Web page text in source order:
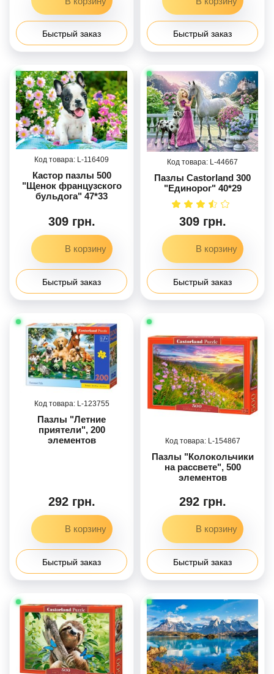
Быстрый заказ Быстрый заказ
116409
Кастор пазлы 500
"Щенок французского
бульдога" 47*33
309 грн.
Быстрый заказ
44667
Пазлы Castorland 300
"Единорог" 40*29
309 грн.
Быстрый заказ
123755
Пазлы "Летние
приятели", 200
элементов
292 грн.
Быстрый заказ
154867
Пазлы "Колокольчики
на рассвете", 500
элементов
292 грн.
Быстрый заказ